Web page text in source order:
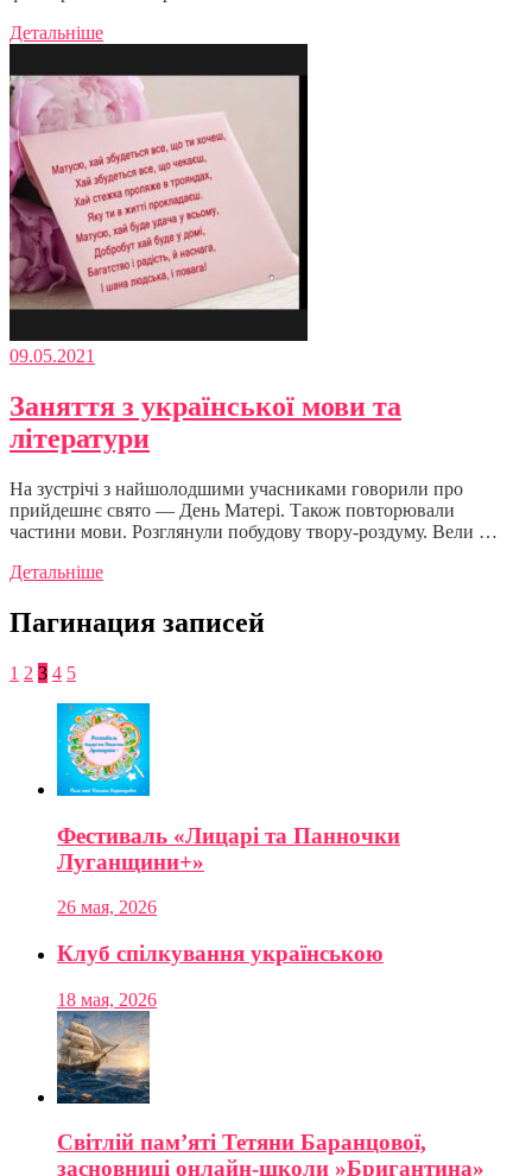
Детальніше
09.05.2021
Заняття з української мови та
літератури
На зустрічі з найшолодшими учасниками говорили про
прийдешнє свято — День Матері. Також повторювали
частини мови. Розглянули побудову твору-роздуму. Вели …
Детальніше
Пагинация записей
1 2 3 4 5
Фестиваль «Лицарі та Панночки
Луганщини+»
26 мая, 2026
Клуб спілкування українською
18 мая, 2026
Світлій пам’яті Тетяни Баранцової,
засновниці онлайн-школи »Бригантина»